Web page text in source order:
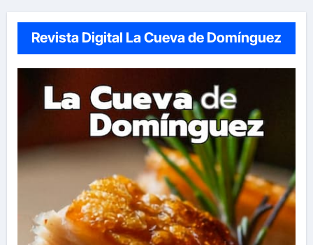
Revista Digital La Cueva de Domínguez